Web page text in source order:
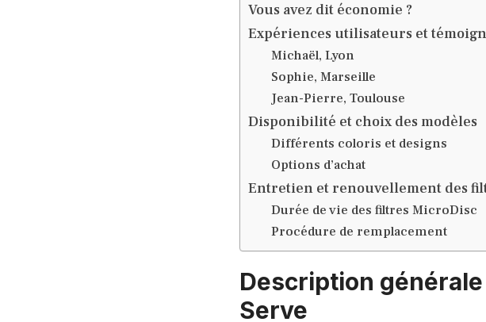
Vous avez dit économie ?
Expériences utilisateurs et
Michaël, Lyon
Sophie, Marseille
Jean-Pierre, Toulouse
Disponibilité et choix des modèles
Différents coloris et designs
Options d’achat
Entretien et renouvellement des
Durée de vie des filtres MicroDisc
Procédure de remplacement
Description
Serve